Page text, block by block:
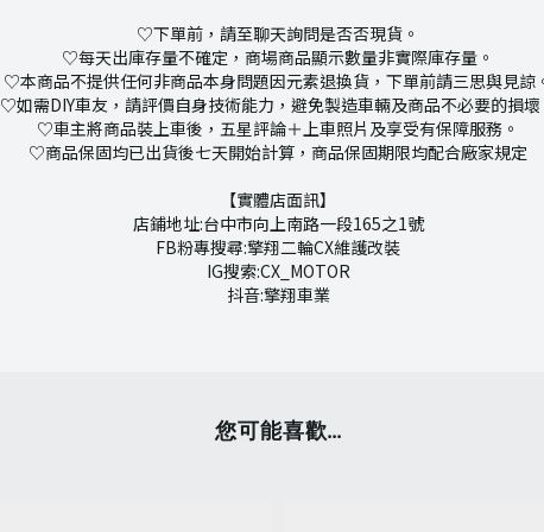
♡下單前，請至聊天詢問是否否現貨。
♡每天出庫存量不確定，商場商品顯示數量非實際庫存量。
♡本商品不提供任何非商品本身問題因元素退換貨，下單前請三思與見諒
♡如需DIY車友，請評價自身技術能力，避免製造車輛及商品不必要的損壞
♡車主將商品裝上車後，五星評論＋上車照片及享受有保障服務。
♡商品保固均已出貨後七天開始計算，商品保固期限均配合廠家規定
【實體店面訊】
店鋪地址:台中市向上南路一段165之1號
FB粉專搜尋:擎翔二輪CX維護改裝
IG搜索:CX_MOTOR
抖音:擎翔車業
您可能喜歡...